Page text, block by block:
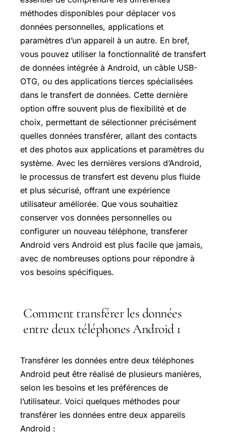
méthodes disponibles pour déplacer vos
données personnelles, applications et
paramètres d’un appareil à un autre. En bref,
vous pouvez utiliser la fonctionnalité de transfert
de données intégrée à Android, un câble USB-
OTG, ou des applications tierces spécialisées
dans le transfert de données. Cette dernière
option offre souvent plus de flexibilité et de
choix, permettant de sélectionner précisément
quelles données transférer, allant des contacts
et des photos aux applications et paramètres du
système. Avec les dernières versions d’Android,
le processus de transfert est devenu plus fluide
et plus sécurisé, offrant une expérience
utilisateur améliorée. Que vous souhaitiez
conserver vos données personnelles ou
configurer un nouveau téléphone, transferer
Android vers Android est plus facile que jamais,
avec de nombreuses options pour répondre à
vos besoins spécifiques.
Comment transférer les données
entre deux téléphones Android 1
Transférer les données entre deux téléphones
Android peut être réalisé de plusieurs manières,
selon les besoins et les préférences de
l’utilisateur. Voici quelques méthodes pour
transférer les données entre deux appareils
Android :